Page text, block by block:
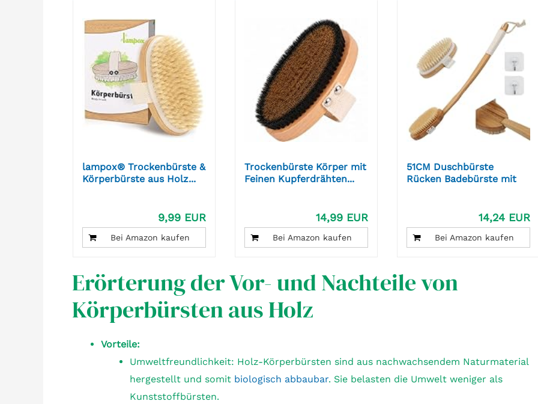
lampox® Trockenbürste &
Körperbürste aus Holz...
9,99 EUR
Bei Amazon kaufen
Trockenbürste Körper mit
Feinen Kupferdrähten...
14,99 EUR
Bei Amazon kaufen
51CM Duschbürste
Rücken Badebürste mit
14,24 EUR
Bei Amazon kaufen
Erörterung der Vor- und Nachteile von
Körperbürsten aus Holz
Vorteile:
Umweltfreundlichkeit: Holz-Körperbürsten sind aus nachwachsendem Naturmaterial
hergestellt und somit biologisch abbaubar. Sie belasten die Umwelt weniger als
Kunststoffbürsten.